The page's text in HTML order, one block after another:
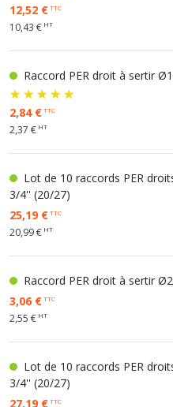
12,52 €TTC
10,43 € HT
Raccord PER droit à sertir
2,84 €TTC
2,37 € HT
Lot de 10 raccords PER
3/4'' (20/27)
25,19 €TTC
20,99 € HT
Raccord PER droit à sertir
3,06 €TTC
2,55 € HT
Lot de 10 raccords PER
3/4'' (20/27)
27,19 €TTC